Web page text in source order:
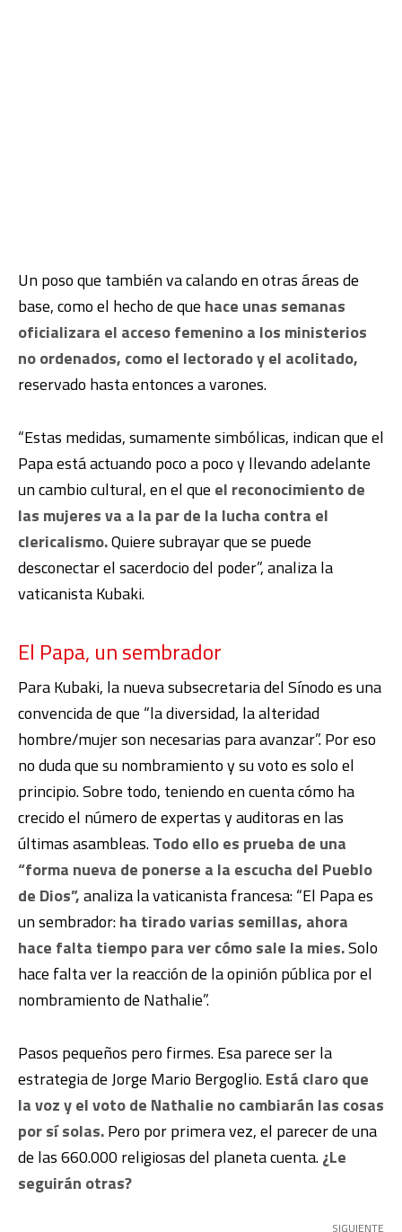
Un poso que también va calando en otras áreas de
base, como el hecho de que hace unas semanas
oficializara el acceso femenino a los ministerios
no ordenados, como el lectorado y el acolitado,
reservado hasta entonces a varones.
“Estas medidas, sumamente simbólicas, indican que el
Papa está actuando poco a poco y llevando adelante
un cambio cultural, en el que el reconocimiento de
las mujeres va a la par de la lucha contra el
clericalismo.Quiere subrayar que se puede
desconectar el sacerdocio del poder”, analiza la
vaticanista Kubaki.
El Papa, un sembrador
Para Kubaki, la nueva subsecretaria del Sínodo es una
convencida de que “la diversidad, la alteridad
hombre/mujer son necesarias para avanzar”. Por eso
no duda que su nombramiento y su voto es solo el
principio. Sobre todo, teniendo en cuenta cómo ha
crecido el número de expertas y auditoras en las
últimas asambleas.Todo ello es prueba de una
“forma nueva de ponerse a la escucha del Pueblo
de Dios”,analiza la vaticanista francesa: “El Papa es
un sembrador:ha tirado varias semillas, ahora
hace falta tiempo para ver cómo sale la mies.Solo
hace falta ver la reacción de la opinión pública por el
nombramiento de Nathalie”.
Pasos pequeños pero firmes. Esa parece ser la
estrategia de Jorge Mario Bergoglio.Está claro que
la voz y el voto de Nathalie no cambiarán las cosas
por sí solas.Pero por primera vez, el parecer de una
de las 660.000 religiosas del planeta cuenta.¿Le
seguirán otras?
SIGUIENTE